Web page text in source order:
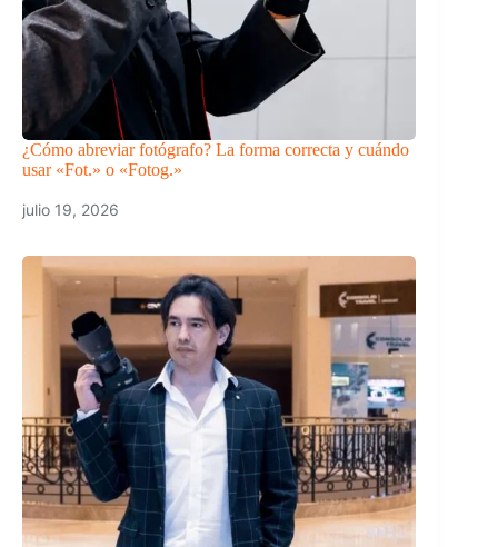
¿Cómo abreviar fotógrafo? La forma correcta y cuándo
usar «Fot.» o «Fotog.»
julio 19, 2026